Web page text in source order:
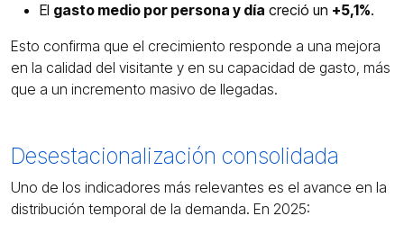
El gasto medio por persona y día creció un +5,1%.
Esto confirma que el crecimiento responde a una mejora
en la calidad del visitante y en su capacidad de gasto, más
que a un incremento masivo de llegadas.
Desestacionalización consolidada
Uno de los indicadores más relevantes es el avance en la
distribución temporal de la demanda. En 2025: